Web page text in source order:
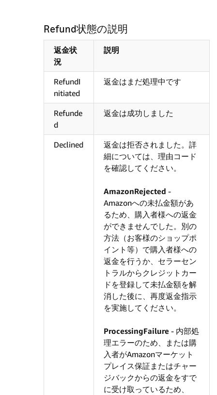
Refund状態の説明
返金状
況
説明
RefundI
nitiated
返金はまだ処理中です
Refunde
d
返金は成功しました
Declined
返金は拒否されました。詳
細については、理由コード
を確認してください。
AmazonRejected -
Amazonへの未払金額があ
るため、購入者様への返金
ができませんでした。別の
方法（お客様のショップポ
イント等）で購入者様への
返金を行うか、セラーセン
トラルからクレジットカー
ドを登録して未払金額を解
消した後に、再度返金指示
を実施してください。
ProcessingFailure - 内部処
理エラーのため、または購
入者がAmazonマーケット
プレイス保証またはチャー
ジバックからの返金をすで
に受け取っているため、